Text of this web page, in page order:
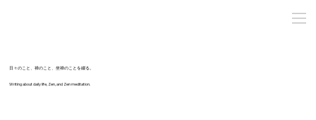
Writing about daily life, Zen, and Zen meditation.
日々のこと、禅のこと、坐禅のことを綴る。